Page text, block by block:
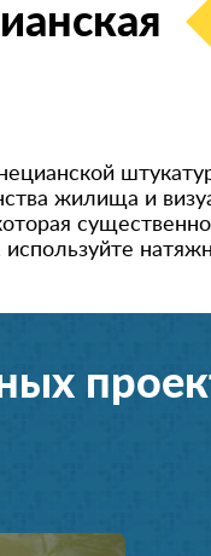
жилища и